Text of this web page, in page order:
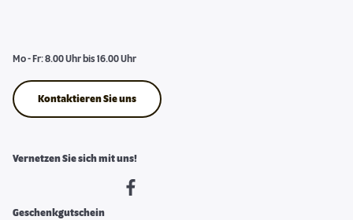
Mo - Fr: 8.00 Uhr bis 16.00 Uhr
Kontaktieren Sie uns
Vernetzen Sie sich mit uns!
Geschenkgutschein